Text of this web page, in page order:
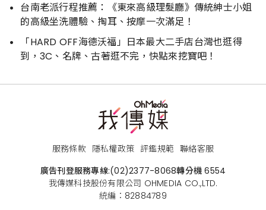
台南老派行程推薦：《東來高級理髮廳》傳統紳士小姐
的高級坐洗體驗、掏耳、按摩一次滿足！
「HARD OFF海德沃福」日本最大二手店台灣也逛得
到，3C、名牌、古著逛不完，快點來挖寶吧！
服務條款 隱私權政策 評鑑規範 聯絡客服
廣告刊登服務專線:(02)2377-8068轉分機 6554
我傳媒科技股份有限公司 OHMEDIA CO.,LTD.
統編：82884789